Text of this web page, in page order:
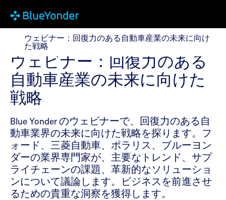
ウェビナー：回復力のある自動車産業の未来に向けた
ウェビナー：回復力のある自動車産業の未来に向け
た戦略
ウェビナー：回復力のある
自動車産業の未来に向けた
戦略
Blue Yonder のウェビナーで、回復力のある自
動車業界の未来に向けた戦略を探ります。フ
ォード、三菱自動車、ポラリス、ブルーヨン
ダーの業界専門家が、主要なトレンド、サプ
ライチェーンの課題、革新的なソリューショ
ンについて議論します。ビジネスを前進させ
るための貴重な洞察を獲得します。